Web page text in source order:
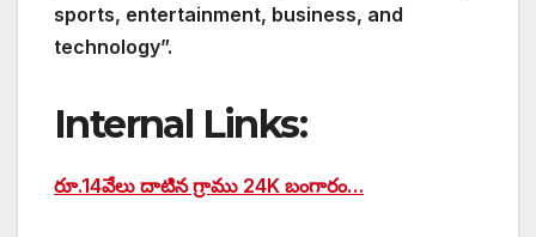
sports, entertainment, business, and
technology”.
Internal Links:
రూ.14వేలు దాటిన గ్రాము 24K బంగారం…